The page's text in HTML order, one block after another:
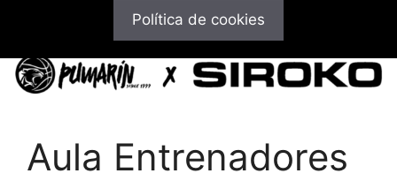
10% Descuento ¡en toda la web! Pulsa aquí o usa el
código: cbpumarin
Aula Entrenadores
Política de cookies